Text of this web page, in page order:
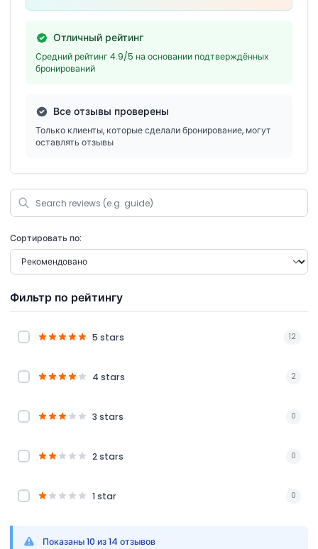
Отличный рейтинг
Средний рейтинг 4.9/5 на основании подтверждённых
бронирований
Все отзывы проверены
Только клиенты, которые сделали бронирование, могут
оставлять отзывы
Сортировать по:
Фильтр по рейтингу
5 stars 12
4 stars 2
3 stars 0
2 stars 0
1 star 0
Показаны 10 из 14 отзывов